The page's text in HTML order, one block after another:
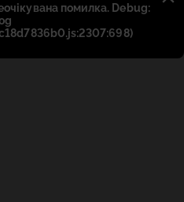
помилка. Debug: